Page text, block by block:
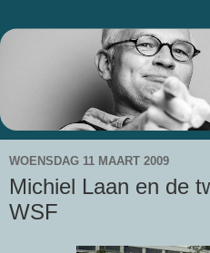
WOENSDAG 11 MAART 2009
Michiel Laan en de
WSF